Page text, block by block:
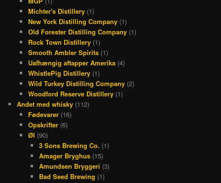
Michter's Distillery(1)
New York Distilling Company(1)
Old Forester Distilling Company(1)
Rock Town Distillery(1)
Smooth Ambler Spirits(1)
Uafhængig aftapper Amerika(4)
WhistlePig Distillery(1)
Wild Turkey Distilling Company(2)
Woodford Reserve Distillery(1)
Andet med whisky (112)
Fødevarer(16)
Opskrifter(6)
Øl (90)
3 Sons Brewing Co. (1)
Amager Bryghus (15)
Amundsen Bryggeri (3)
Bad Seed Brewing (1)